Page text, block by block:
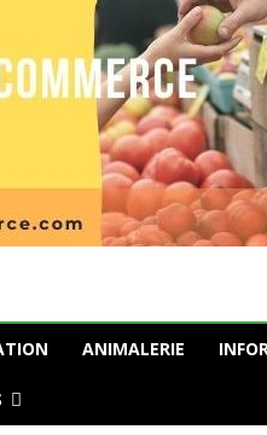
ANIMALERIE